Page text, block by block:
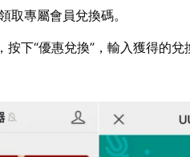
取專屬會員兌換碼。
下“優惠兌換”，輸入獲得的